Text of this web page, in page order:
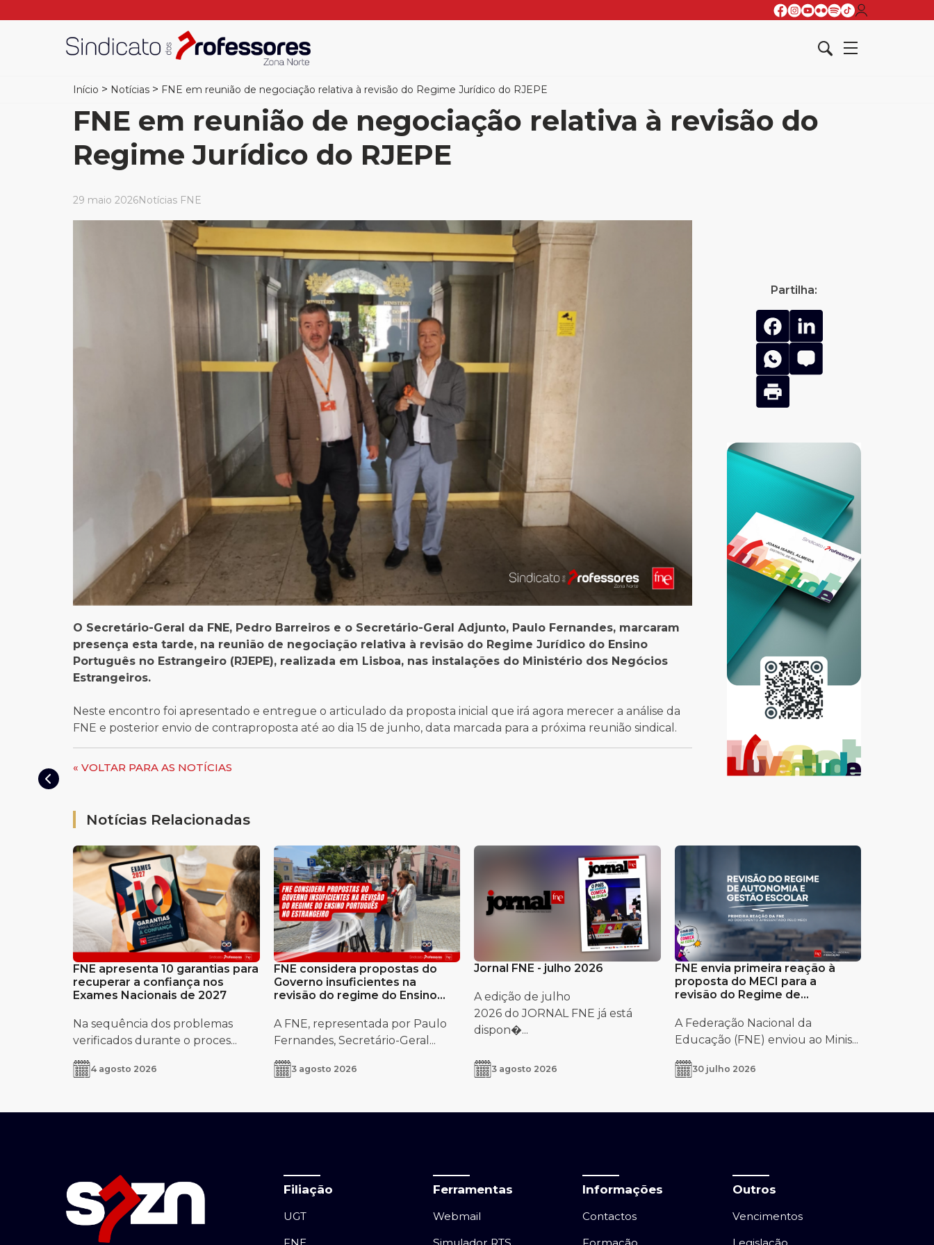
Início > Notícias > FNE em reunião de negociação relativa à revisão do Regime Jurídico do RJEPE
FNE em reunião de negociação relativa à revisão do
Regime Jurídico do RJEPE
29 maio 2026Notícias FNE
O Secretário-Geral da FNE, Pedro Barreiros e o Secretário-Geral Adjunto, Paulo Fernandes, marcaram
presença esta tarde, na reunião de negociação relativa à revisão do Regime Jurídico do Ensino
Português no Estrangeiro (RJEPE), realizada em Lisboa, nas instalações do Ministério dos Negócios
Estrangeiros.
Neste encontro foi apresentado e entregue o articulado da proposta inicial que irá agora merecer a análise da
FNE e posterior envio de contraproposta até ao dia 15 de junho, data marcada para a próxima reunião sindical.
« VOLTAR PARA AS NOTÍCIAS
Partilha:
Notícias Relacionadas
FNE apresenta 10 garantias para
recuperar a confiança nos
Exames Nacionais de 2027
Na sequência dos problemas
verificados durante o proces...
4 agosto 2026
FNE considera propostas do
Governo insuficientes na
revisão do regime do Ensino
A FNE, representada por Paulo
Fernandes, Secretário-Geral...
3 agosto 2026
Jornal FNE - julho 2026
A edição de julho
2026 do JORNAL FNE já está
dispon�...
3 agosto 2026
FNE envia primeira reação à
proposta do MECI para a
revisão do Regime de
A Federação Nacional da
Educação (FNE) enviou ao Minis...
30 julho 2026
Filiação
UGT
FNE
Ferramentas
Webmail
Simulador RTS
Informações
Contactos
Formação
Outros
Vencimentos
Legislação